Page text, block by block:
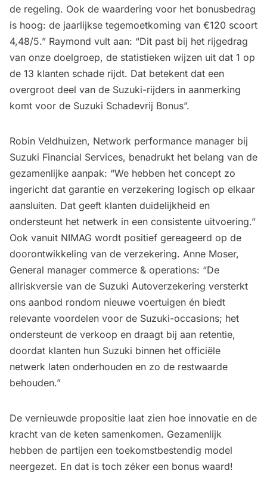
de regeling. Ook de waardering voor het bonusbedrag
is hoog: de jaarlijkse tegemoetkoming van €120 scoort
4,48/5.” Raymond vult aan: “Dit past bij het rijgedrag
van onze doelgroep, de statistieken wijzen uit dat 1 op
de 13 klanten schade rijdt. Dat betekent dat een
overgroot deel van de Suzuki-rijders in aanmerking
komt voor de Suzuki Schadevrij Bonus”.
Robin Veldhuizen, Network performance manager bij
Suzuki Financial Services, benadrukt het belang van de
gezamenlijke aanpak: “We hebben het concept zo
ingericht dat garantie en verzekering logisch op elkaar
aansluiten. Dat geeft klanten duidelijkheid en
ondersteunt het netwerk in een consistente uitvoering.”
Ook vanuit NIMAG wordt positief gereageerd op de
doorontwikkeling van de verzekering. Anne Moser,
General manager commerce & operations: “De
allriskversie van de Suzuki Autoverzekering versterkt
ons aanbod rondom nieuwe voertuigen én biedt
relevante voordelen voor de Suzuki-occasions; het
ondersteunt de verkoop en draagt bij aan retentie,
doordat klanten hun Suzuki binnen het officiële
netwerk laten onderhouden en zo de restwaarde
behouden.”
De vernieuwde propositie laat zien hoe innovatie en de
kracht van de keten samenkomen. Gezamenlijk
hebben de partijen een toekomstbestendig model
neergezet. En dat is toch zéker een bonus waard!